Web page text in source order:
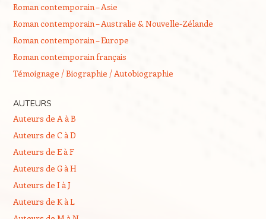
Roman contemporain – Asie
Roman contemporain – Australie & Nouvelle-Zélande
Roman contemporain – Europe
Roman contemporain français
Témoignage / Biographie / Autobiographie
AUTEURS
Auteurs de A à B
Auteurs de C à D
Auteurs de E à F
Auteurs de G à H
Auteurs de I à J
Auteurs de K à L